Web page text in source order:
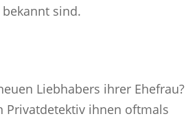
sind.
Liebhabers ihrer Ehefrau?
Privatdetektiv ihnen oftmals